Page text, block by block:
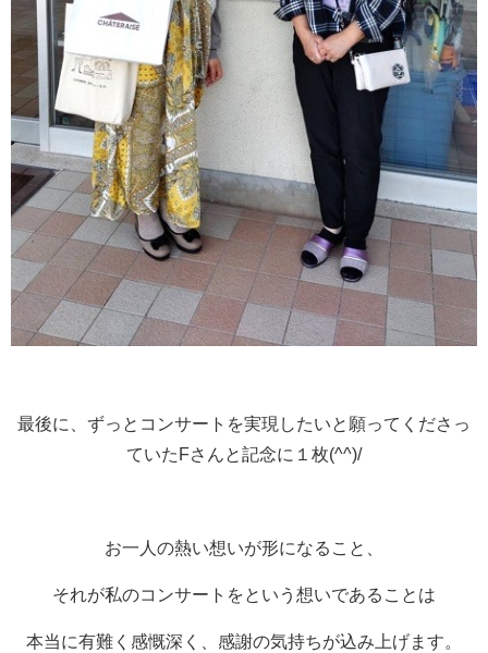
最後に、ずっとコンサートを実現したいと願ってくださっ
ていたFさんと記念に１枚(^^)/
お一人の熱い想いが形になること、
それが私のコンサートをという想いであることは
本当に有難く感慨深く、感謝の気持ちが込み上げます。